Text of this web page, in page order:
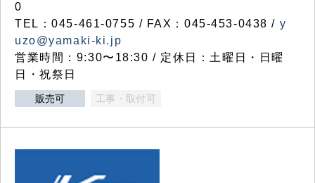
0
TEL：045-461-0755 / FAX：045-453-0438 / y
uzo@yamaki-ki.jp
営業時間：9:30〜18:30 / 定休日：土曜日・日曜
日・祝祭日
販売可 工事・取付可